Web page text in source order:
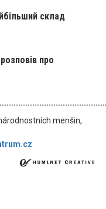
склад
про
menšin,